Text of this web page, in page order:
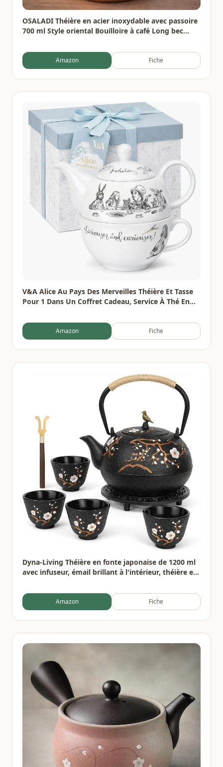
OSALADI Théière en acier inoxydable avec passoire
700 ml Style oriental Bouilloire à café Long bec
Amazon Fiche
V&A Alice Au Pays Des Merveilles Théière Et Tasse
Pour 1 Dans Un Coffret Cadeau, Service À Thé En
Amazon Fiche
Dyna-Living Théière en fonte japonaise de 1200 ml
avec infuseur, émail brillant à l'intérieur, théière en
en fer pour cuisinière
Amazon Fiche